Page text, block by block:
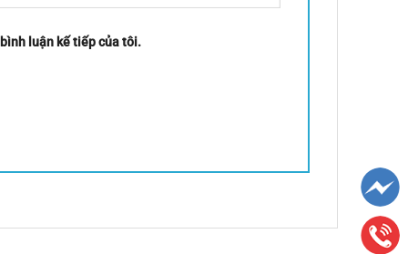
luận kế tiếp của tôi.